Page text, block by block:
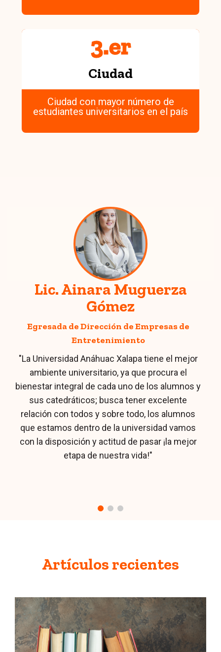
3.er
Ciudad
Ciudad con mayor número de
estudiantes universitarios en el país
Lic. María Fernanda
Murrieta Morales
Egresada en Mercadotecnia y actualmente
estudiante de Finanzas y Contaduría
Pública.
"Cada oportunidad que me brindó la Universidad
Anáhuac Xalapa, me confirmó que es la mejor
opción para continuar con mi carrera
profesional, y sí, el ambiente universitario y la
calidad de sus catedráticos me motivaron a ir
por más en busca de mi realización personal,
por ello, se ha convertido en mi alma mater."
Artículos recientes